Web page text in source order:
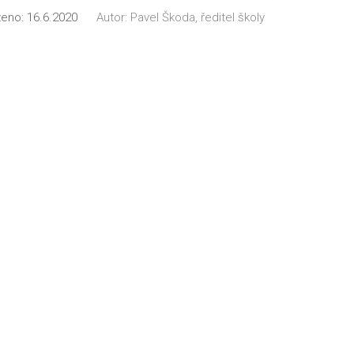
16.6.2020 Autor: Pavel Škoda, ředitel školy